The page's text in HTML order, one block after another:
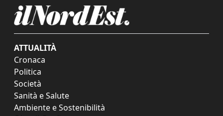
ATTUALITÀ
Cronaca
Politica
Società
Sanità e Salute
Ambiente e Sostenibilità